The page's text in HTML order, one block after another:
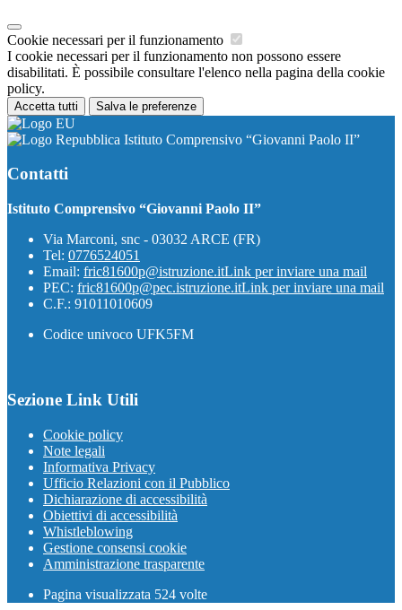
Cookie necessari per il funzionamento
I cookie necessari per il funzionamento non possono essere
disabilitati. È possibile consultare l'elenco nella pagina della cookie
policy.
Accetta tutti Salva le preferenze
Istituto Comprensivo “Giovanni Paolo II”
Contatti
Istituto Comprensivo “Giovanni Paolo II”
Via Marconi, snc - 03032 ARCE (FR)
Tel: 0776524051
Email: fric81600p@istruzione.itLink per inviare una mail
PEC: fric81600p@pec.istruzione.itLink per inviare una mail
C.F.: 91011010609
Codice univoco UFK5FM
Sezione Link Utili
Cookie policy
Note legali
Informativa Privacy
Ufficio Relazioni con il Pubblico
Dichiarazione di accessibilità
Obiettivi di accessibilità
Whistleblowing
Gestione consensi cookie
Amministrazione trasparente
Pagina visualizzata 524 volte